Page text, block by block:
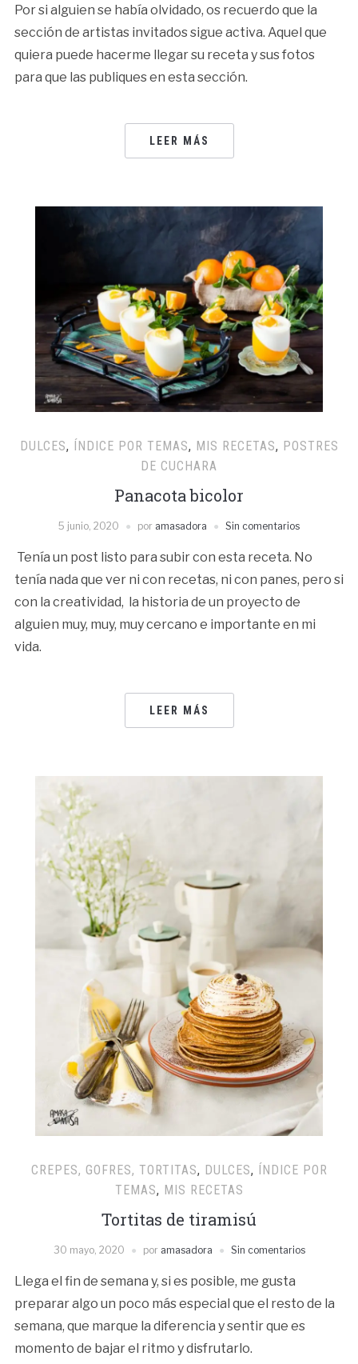
Por si alguien se había olvidado, os recuerdo que la
sección de artistas invitados sigue activa. Aquel que
quiera puede hacerme llegar su receta y sus fotos
para que las publiques en esta sección.
LEER MÁS
DULCES, ÍNDICE POR TEMAS, MIS RECETAS, POSTRES
DE CUCHARA
Panacota bicolor
5 junio, 2020 por amasadora Sin comentarios
Tenía un post listo para subir con esta receta. No
tenía nada que ver ni con recetas, ni con panes, pero si
con la creatividad, la historia de un proyecto de
alguien muy, muy, muy cercano e importante en mi
vida.
LEER MÁS
CREPES, GOFRES, TORTITAS, DULCES, ÍNDICE POR
TEMAS, MIS RECETAS
Tortitas de tiramisú
30 mayo, 2020 por amasadora Sin comentarios
Llega el fin de semana y, si es posible, me gusta
preparar algo un poco más especial que el resto de la
semana, que marque la diferencia y sentir que es
momento de bajar el ritmo y disfrutarlo.